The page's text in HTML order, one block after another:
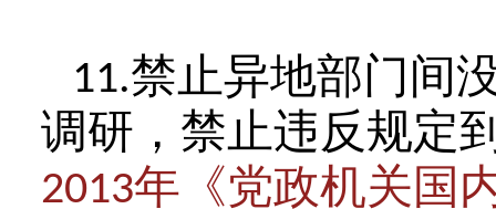
11.禁止异地部门间
调研，禁止违反规定
2013年《党政机关国